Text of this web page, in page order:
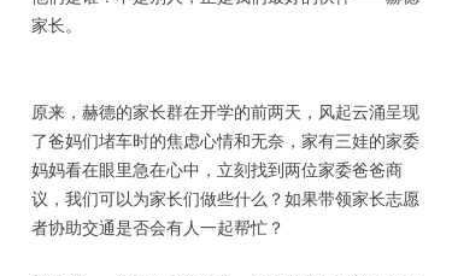
家长。
原来，赫德的家长群在开学的前两天，风起云涌呈现
了爸妈们堵车时的焦虑心情和无奈，家有三娃的家委
妈妈看在眼里急在心中，立刻找到两位家委爸爸商
议，我们可以为家长们做些什么？如果带领家长志愿
者协助交通是否会有人一起帮忙？